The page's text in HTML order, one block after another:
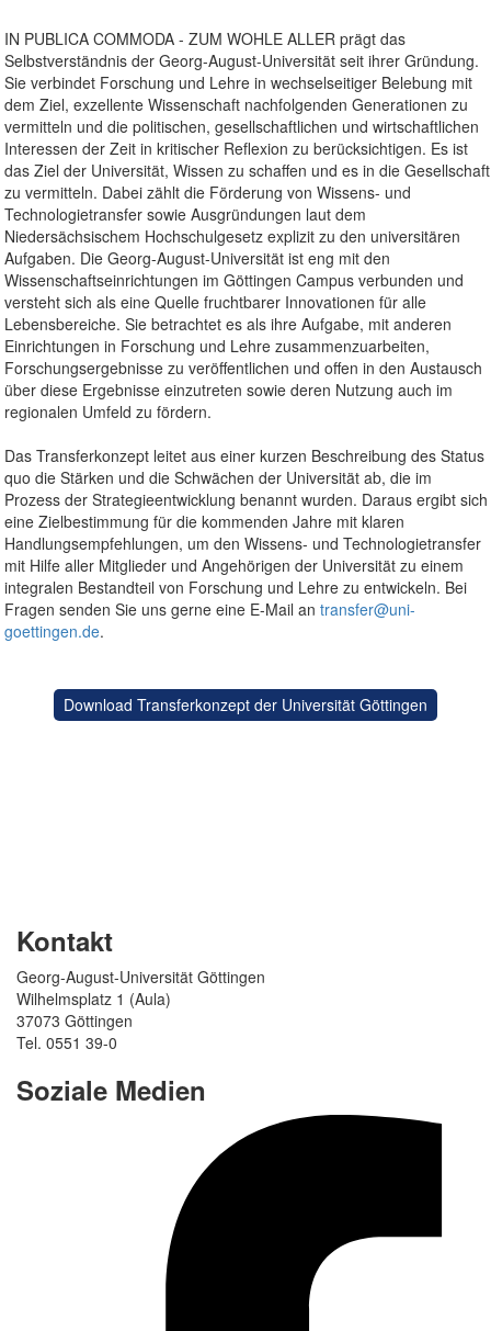
IN PUBLICA COMMODA - ZUM WOHLE ALLER prägt das
Selbstverständnis der Georg-August-Universität seit ihrer Gründung.
Sie verbindet Forschung und Lehre in wechselseitiger Belebung mit
dem Ziel, exzellente Wissenschaft nachfolgenden Generationen zu
vermitteln und die politischen, gesellschaftlichen und wirtschaftlichen
Interessen der Zeit in kritischer Reflexion zu berücksichtigen. Es ist
das Ziel der Universität, Wissen zu schaffen und es in die Gesellschaft
zu vermitteln. Dabei zählt die Förderung von Wissens- und
Technologietransfer sowie Ausgründungen laut dem
Niedersächsischem Hochschulgesetz explizit zu den universitären
Aufgaben. Die Georg-August-Universität ist eng mit den
Wissenschaftseinrichtungen im Göttingen Campus verbunden und
versteht sich als eine Quelle fruchtbarer Innovationen für alle
Lebensbereiche. Sie betrachtet es als ihre Aufgabe, mit anderen
Einrichtungen in Forschung und Lehre zusammenzuarbeiten,
Forschungsergebnisse zu veröffentlichen und offen in den Austausch
über diese Ergebnisse einzutreten sowie deren Nutzung auch im
regionalen Umfeld zu fördern.
Das Transferkonzept leitet aus einer kurzen Beschreibung des Status
quo die Stärken und die Schwächen der Universität ab, die im
Prozess der Strategieentwicklung benannt wurden. Daraus ergibt sich
eine Zielbestimmung für die kommenden Jahre mit klaren
Handlungsempfehlungen, um den Wissens- und Technologietransfer
mit Hilfe aller Mitglieder und Angehörigen der Universität zu einem
integralen Bestandteil von Forschung und Lehre zu entwickeln. Bei
Fragen senden Sie uns gerne eine E-Mail antransfer@uni-
goettingen.de.
Download Transferkonzept der Universität Göttingen
Kontakt
Georg-August-Universität Göttingen
Wilhelmsplatz 1 (Aula)
37073 Göttingen
Tel. 0551 39-0
Soziale Medien